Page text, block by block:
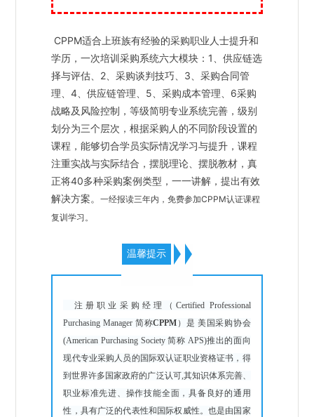
CPPM适合上班族有经验的采购职业人士提升和
学历，一次培训采购系统六大模块：1、供应链选
择与评估、2、采购谈判技巧、3、采购合同管
理、4、供应链管理、5、采购成本管理、6采购
战略及风险控制，等级简明专业系统完善，级别
划分为三个层次，根据采购人的不同阶段设置的
课程，能够切合学员实际情况学习与提升，课程
注重实战与实际结合，摆脱理论、摆脱教材，真
正将40多种采购案例类型，一一讲解，提出有效
解决方案。一经报读三年内，免费参加CPPM认证课程
复训学习。
温馨提示
注册职业采购经理（Certified Professional
Purchasing Manager 简称CPPM ）是 美国采购协会
(American Purchasing Society 简称 APS)推出的面向
现代专业采购人员的国际双认证职业资格证书，得
到世界许多国家政府的广泛认可,其知识体系完善、
职业标准先进、操作技能全面，具备良好的通用
性，具有广泛的代表性和国际权威性。也是由国家